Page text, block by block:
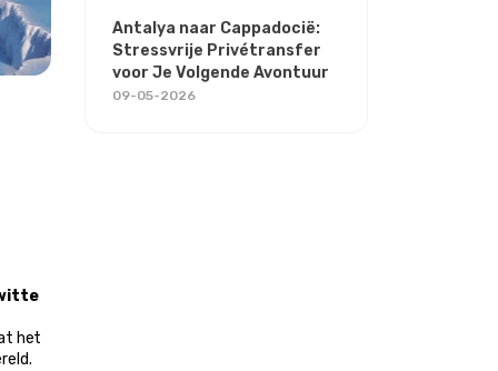
het
Antalya naar Cappadocië:
Stressvrije Privétransfer
voor Je Volgende Avontuur
09-05-2026